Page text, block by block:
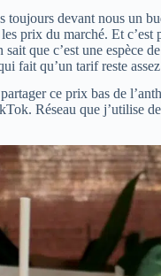
toujours devant nous un
prix du marché. Et c’est
que c’est une espèce de
fait qu’un tarif reste
ce prix bas de
Réseau que j’utilise